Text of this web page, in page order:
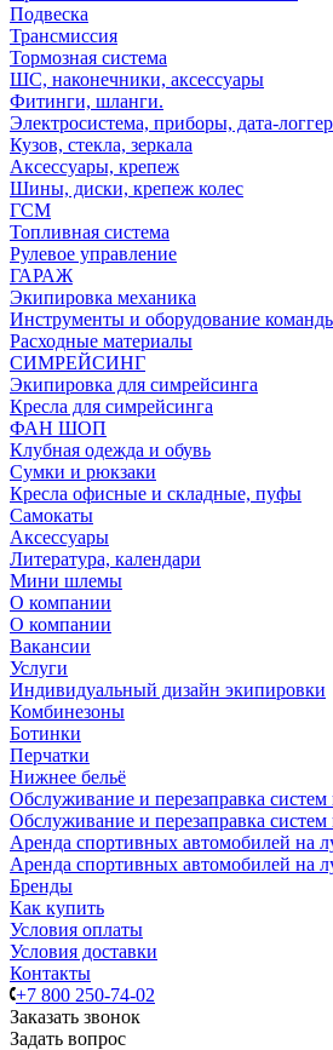
Подвеска
Трансмиссия
Тормозная система
ШС, наконечники, аксессуары
Фитинги, шланги.
Электросистема, приборы, дата-
Кузов, стекла, зеркала
Аксессуары, крепеж
Шины, диски, крепеж колес
ГСМ
Топливная система
Рулевое управление
ГАРАЖ
Экипировка механика
Инструменты и оборудование
Расходные материалы
СИМРЕЙСИНГ
Экипировка для симрейсинга
Кресла для симрейсинга
ФАН ШОП
Клубная одежда и обувь
Сумки и рюкзаки
Кресла офисные и складные, пуфы
Самокаты
Аксессуары
Литература, календари
Мини шлемы
О компании
О компании
Вакансии
Услуги
Индивидуальный дизайн экипировки
Комбинезоны
Ботинки
Перчатки
Нижнее бельё
Обслуживание и перезаправка
Обслуживание и перезаправка
Аренда спортивных автомобилей на
Аренда спортивных автомобилей на
Бренды
Как купить
Условия оплаты
Условия доставки
Контакты
+7 800 250-74-02
Заказать звонок
Задать вопрос